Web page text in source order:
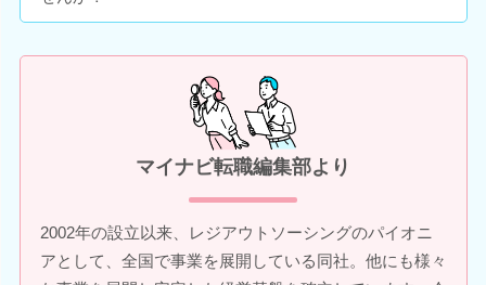
マイナビ転職編集部より
2002年の設立以来、レジアウトソーシングのパイオニ
アとして、全国で事業を展開している同社。他にも様々